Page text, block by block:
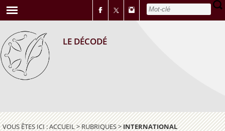
LE DÉCODÉ
VOUS ÊTES ICI :ACCUEIL>RUBRIQUES>INTERNATIONAL